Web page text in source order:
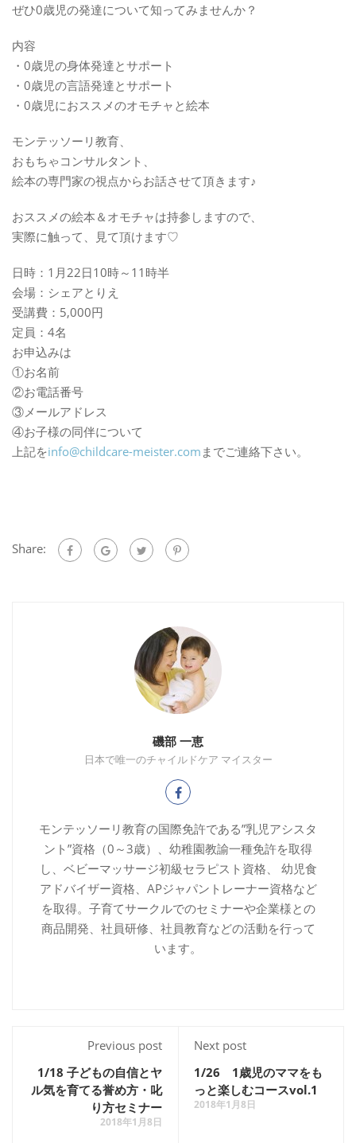
ぜひ0歳児の発達について知ってみませんか？
内容
・0歳児の身体発達とサポート
・0歳児の言語発達とサポート
・0歳児におススメのオモチャと絵本
モンテッソーリ教育、
おもちゃコンサルタント、
絵本の専門家の視点からお話させて頂きます♪
おススメの絵本＆オモチャは持参しますので、
実際に触って、見て頂けます♡
日時：1月22日10時～11時半
会場：シェアとりえ
受講費：5,000円
定員：4名
お申込みは
①お名前
②お電話番号
③メールアドレス
④お子様の同伴について
上記をinfo@childcare-meister.com までご連絡下さい。
Share:
磯部 一恵
日本で唯一のチャイルドケア マイスター
モンテッソーリ教育の国際免許である”乳児アシスタ
ント”資格（0～3歳）、幼稚園教諭一種免許を取得
し、ベビーマッサージ初級セラピスト資格、 幼児食
アドバイザー資格、APジャパントレーナー資格など
を取得。子育てサークルでのセミナーや企業様との
商品開発、社員研修、社員教育などの活動を行って
います。
Previous post
1/18 子どもの自信とヤ
ル気を育てる誉め方・叱
り方セミナー
2018年1月8日
Next post
1/26 1歳児のママをも
っと楽しむコースvol.1
2018年1月8日